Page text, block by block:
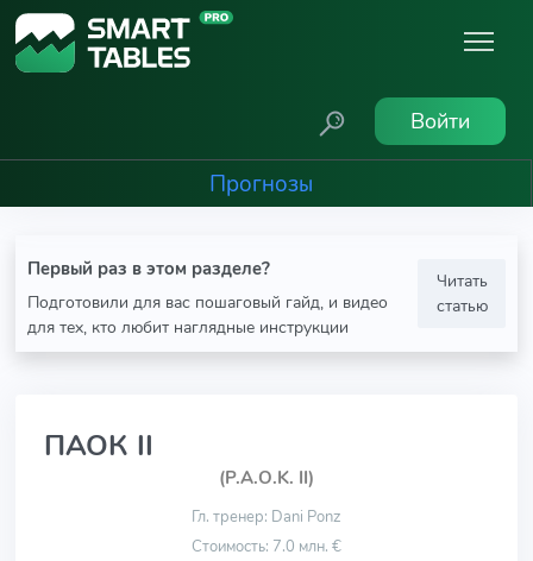
Войти
Прогнозы
Первый раз в этом разделе?
Подготовили для вас пошаговый гайд, и видео
для тех, кто любит наглядные инструкции
Читать
статью
ПАОК II
(P.A.O.K. II)
Гл. тренер: Dani Ponz
Стоимость: 7.0 млн. €